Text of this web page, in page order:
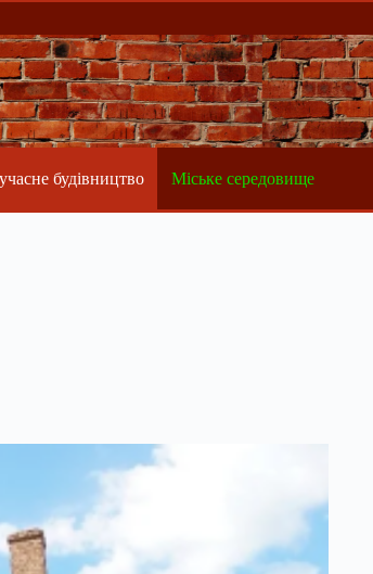
будівництво Міське середовище